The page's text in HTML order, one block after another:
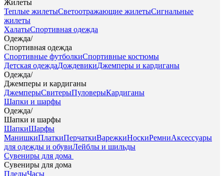
Жилеты
Теплые жилетыСветоотражающие жилетыСигнальные
жилеты
ХалатыСпортивная одежда
Одежда/
Спортивная одежда
Спортивные футболкиСпортивные костюмы
Детская одеждаДождевикиДжемперы и кардиганы
Одежда/
Джемперы и кардиганы
ДжемперыСвитерыПуловерыКардиганы
Шапки и шарфы
Одежда/
Шапки и шарфы
ШапкиШарфы
МанишкиПлаткиПерчаткиВарежкиНоскиРемниАксессуары
для одежды и обувиЛейблы и шильды
Сувениры для дома
Сувениры для дома
ПледыЧасы